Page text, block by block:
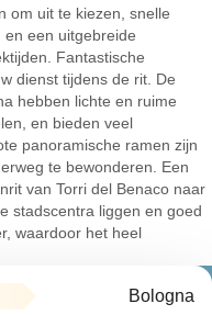
om uit te kiezen, snelle
een uitgebreide
Fantastische
dienst tijdens de rit. De
hebben lichte en ruime
en bieden veel
panoramische ramen zijn
te bewonderen. Een
van Torri del Benaco naar
stadscentra liggen en goed
waardoor het heel
Bologna